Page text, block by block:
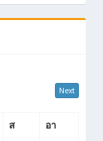
Next
ส อา